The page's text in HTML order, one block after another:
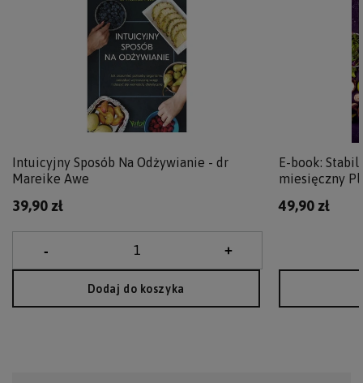
Intuicyjny Sposób Na Odżywianie - dr
Mareike Awe
39,90 zł
Dodaj do koszyka
E-book:
miesięczny
49,90 zł